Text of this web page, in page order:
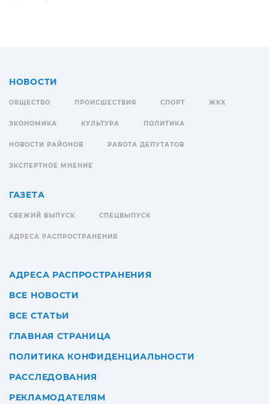
НОВОСТИ
ОБЩЕСТВО ПРОИСШЕСТВИЯ СПОРТ ЖКХ
ЭКОНОМИКА КУЛЬТУРА ПОЛИТИКА
НОВОСТИ РАЙОНОВ РАБОТА ДЕПУТАТОВ
ЭКСПЕРТНОЕ МНЕНИЕ
ГАЗЕТА
СВЕЖИЙ ВЫПУСК СПЕЦВЫПУСК
АДРЕСА РАСПРОСТРАНЕНИЯ
АДРЕСА РАСПРОСТРАНЕНИЯ
ВСЕ НОВОСТИ
ВСЕ СТАТЬИ
ГЛАВНАЯ СТРАНИЦА
ПОЛИТИКА КОНФИДЕНЦИАЛЬНОСТИ
РАССЛЕДОВАНИЯ
РЕКЛАМОДАТЕЛЯМ